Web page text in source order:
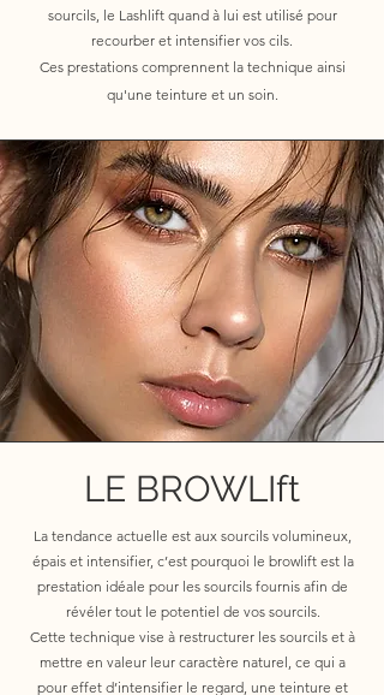
sourcils, le Lashlift quand à lui est utilisé pour
recourber et intensifier vos cils.
Ces prestations comprennent la technique ainsi
qu'une teinture et un soin.
LE BROWLIft
La tendance actuelle est aux sourcils volumineux,
épais et intensifier, c’est pourquoi le browlift est la
prestation idéale pour les sourcils fournis afin de
révéler tout le potentiel de vos sourcils.
Cette technique vise à restructurer les sourcils et à
mettre en valeur leur caractère naturel, ce qui a
pour effet d’intensifier le regard, une teinture et